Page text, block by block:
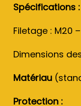
Filetage : M20 –
Dimensions
Matériau
Protection :